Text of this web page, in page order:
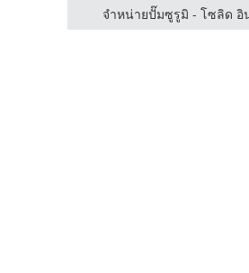
จำหน่ายปั๊มซูรูมิ - โซลิด อิ